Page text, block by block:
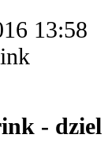
13:58
- dziel